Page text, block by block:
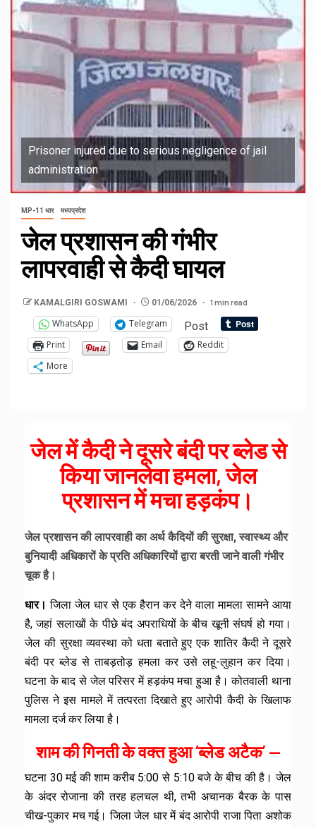
Prisoner injured due to serious negligence of jail
administration
MP-11 धार मध्यप्रदेश
जेल प्रशासन की गंभीर
लापरवाही से कैदी घायल
KAMALGIRI GOSWAMI 01/06/2026 1 min read
WhatsApp Telegram Post
Print Email
Reddit
More
जेल में कैदी ने दूसरे बंदी पर ब्लेड से
किया जानलेवा हमला, जेल
प्रशासन में मचा हड़कंप।
जेल प्रशासन की लापरवाही का अर्थ कैदियों की सुरक्षा, स्वास्थ्य और
बुनियादी अधिकारों के प्रति अधिकारियों द्वारा बरती जाने वाली गंभीर
चूक है।
धार।जिला जेल धार से एक हैरान कर देने वाला मामला सामने आया
है, जहां सलाखों के पीछे बंद अपराधियों के बीच खूनी संघर्ष हो गया।
जेल की सुरक्षा व्यवस्था को धता बताते हुए एक शातिर कैदी ने दूसरे
बंदी पर ब्लेड से ताबड़तोड़ हमला कर उसे लहू-लुहान कर दिया।
घटना के बाद से जेल परिसर में हड़कंप मचा हुआ है। कोतवाली थाना
पुलिस ने इस मामले में तत्परता दिखाते हुए आरोपी कैदी के खिलाफ
मामला दर्ज कर लिया है।
शाम की गिनती के वक्त हुआ ‘ब्लेड अटैक’ —
घटना 30 मई की शाम करीब 5:00 से 5:10 बजे के बीच की है। जेल
के अंदर रोजाना की तरह हलचल थी, तभी अचानक बैरक के पास
चीख-पुकार मच गई। जिला जेल धार में बंद आरोपी राजा पिता अशोक